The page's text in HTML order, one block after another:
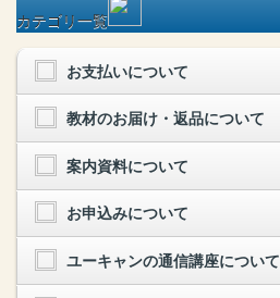
カテゴリ一覧
お支払いについて
教材のお届け・返品について
案内資料について
お申込みについて
ユーキャンの通信講座について